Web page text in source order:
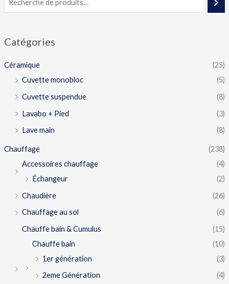
Catégories
Céramique
(25)
Cuvette monobloc
(5)
Cuvette suspendue
(8)
Lavabo + Pied
(3)
Lave main
(8)
Chauffage
(238)
Accessoires chauffage
(4)
Échangeur
(2)
Chaudière
(26)
Chauffage au sol
(6)
Chauffe bain & Cumulus
(15)
Chauffe bain
(10)
1er génération
(3)
2eme Génération
(4)